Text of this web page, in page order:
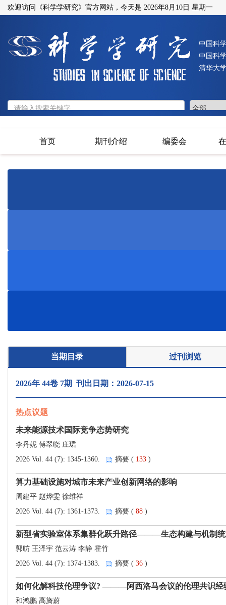
欢迎访问《科学学研究》官方网站，今天是 2026年8月10日 星期一
中国科
中国科
清华大
首页 期刊介绍 编委会
当期目录 过刊浏览
2026年 44卷 7期 刊出日期：2026-07-15
热点议题
未来能源技术国际竞争态势研究
李丹妮 傅翠晓 庄珺
2026 Vol. 44 (7): 1345-1360.
摘要 ( 133 )
算力基础设施对城市未来产业创新网络的影响
周建平 赵烨雯 徐维祥
2026 Vol. 44 (7): 1361-1373.
摘要 ( 88 )
新型省实验室体系集群化跃升路径———生态构建与机制
郭昉 王泽宇 范云涛 李静 霍竹
2026 Vol. 44 (7): 1374-1383.
摘要 ( 36 )
如何化解科技伦理争议? ———阿西洛马会议的伦理共识经
和鸿鹏 高旖蔚